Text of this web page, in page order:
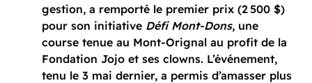
gestion, a remporté le premier prix (2 500 $)
pour son initiative Défi Mont-Dons, une
course tenue au Mont-Orignal au profit de la
Fondation Jojo et ses clowns. L’événement,
tenu le 3 mai dernier, a permis d’amasser plus